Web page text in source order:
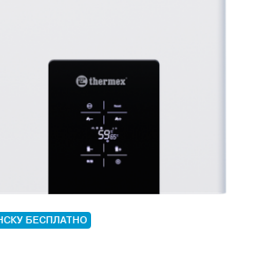
БЕСПЛАТНО